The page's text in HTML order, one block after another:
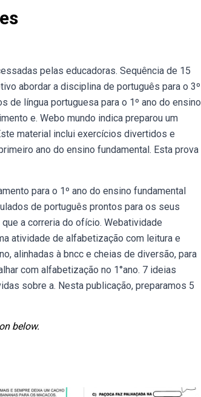
pelas educadoras. Sequência de 15
abordar a disciplina de português para o 3º
de língua portuguesa para o 1º ano do ensino
e. Webo mundo indica preparou um
material inclui exercícios divertidos e
ano do ensino fundamental. Esta prova
para o 1º ano do ensino fundamental
de português prontos para os seus
a correria do ofício. Webatividade
atividade de alfabetização com leitura e
alinhadas à bncc e cheias de diversão, para
com alfabetização no 1°ano. 7 ideias
sobre a. Nesta publicação, preparamos 5
below.